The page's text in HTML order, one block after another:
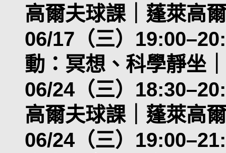
高爾夫球課｜蓬萊高
06/17（三）
動：冥想、科學靜坐
06/24（三）
高爾夫球課｜蓬萊高
06/24（三）